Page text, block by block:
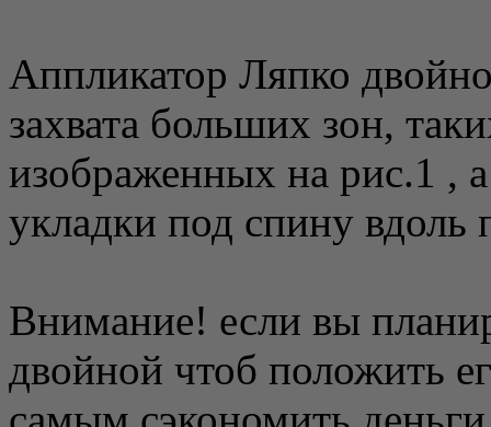
Аппликатор Ляпко
захвата больших зон,
изображенных на рис.1 ,
укладки под спину вдоль
Внимание! если вы
двойной чтоб положить